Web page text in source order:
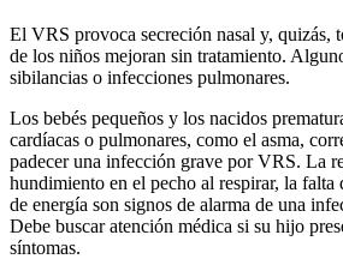
El VRS provoca secreción nasal y, quizás,
de los niños mejoran sin tratamiento.
sibilancias o infecciones pulmonares.
Los bebés pequeños y los nacidos
cardíacas o pulmonares, como el asma,
padecer una infección grave por VRS. La
hundimiento en el pecho al respirar, la falta
de energía son signos de alarma de una
Debe buscar atención médica si su hijo
síntomas.